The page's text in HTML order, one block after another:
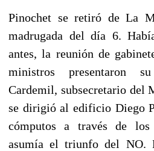
Pinochet se retiró de La
madrugada del día 6.
antes, la reunión de
ministros presentaron
Cardemil, subsecretario del
se dirigió al edificio Diego
cómputos a través de
asumía el triunfo del NO.